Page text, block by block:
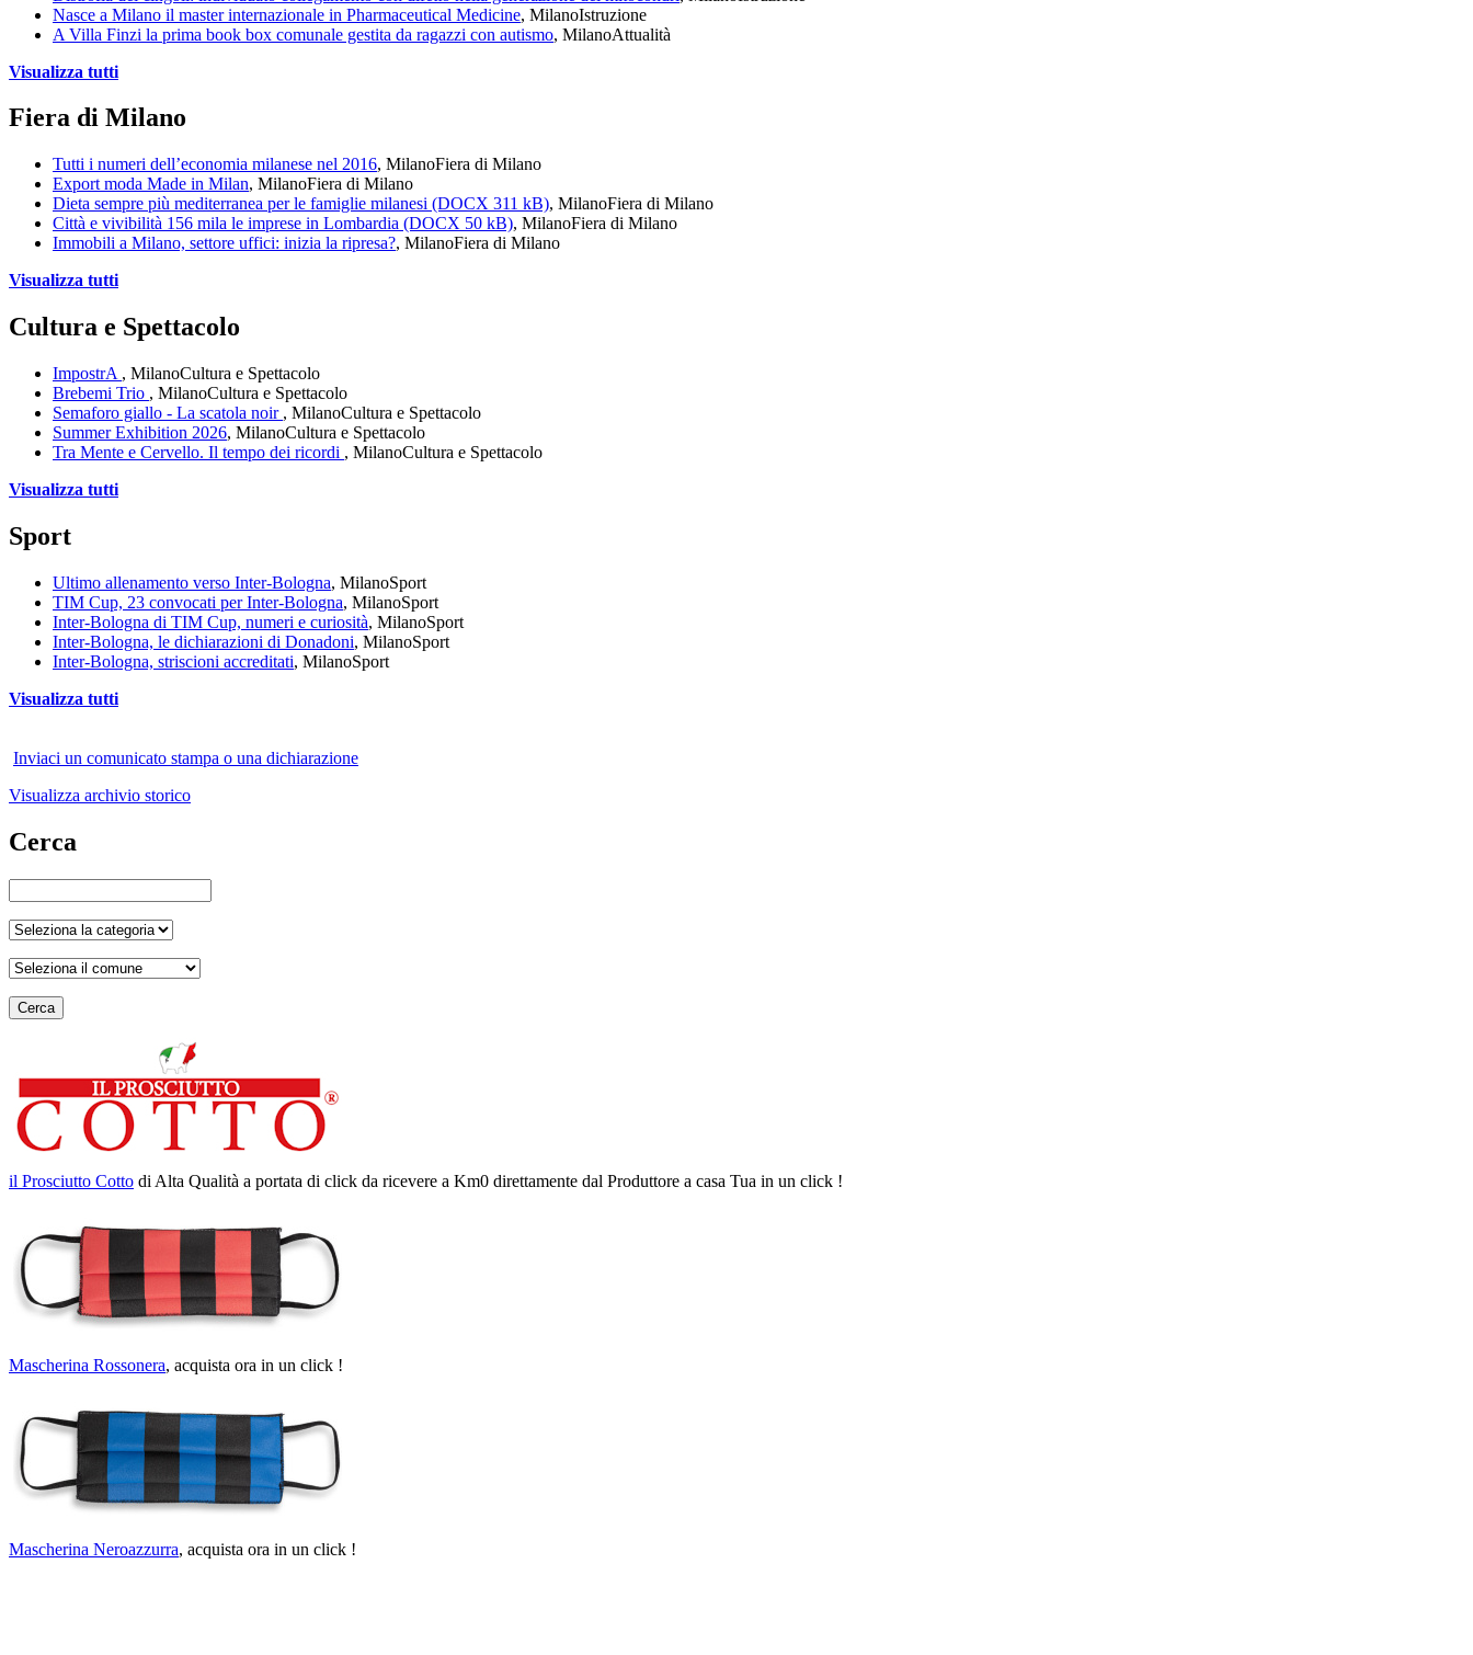
Nasce a Milano il master internazionale in Pharmaceutical Medicine, MilanoIstruzione
A Villa Finzi la prima book box comunale gestita da ragazzi con autismo, MilanoAttualità
Visualizza tutti
Fiera di Milano
Tutti i numeri dell’economia milanese nel 2016, MilanoFiera di Milano
Export moda Made in Milan, MilanoFiera di Milano
Dieta sempre più mediterranea per le famiglie milanesi (DOCX 311 kB), MilanoFiera di Milano
Città e vivibilità 156 mila le imprese in Lombardia (DOCX 50 kB), MilanoFiera di Milano
Immobili a Milano, settore uffici: inizia la ripresa?, MilanoFiera di Milano
Visualizza tutti
Cultura e Spettacolo
ImpostrA , MilanoCultura e Spettacolo
Brebemi Trio , MilanoCultura e Spettacolo
Semaforo giallo - La scatola noir , MilanoCultura e Spettacolo
Summer Exhibition 2026, MilanoCultura e Spettacolo
Tra Mente e Cervello. Il tempo dei ricordi , MilanoCultura e Spettacolo
Visualizza tutti
Sport
Ultimo allenamento verso Inter-Bologna, MilanoSport
TIM Cup, 23 convocati per Inter-Bologna, MilanoSport
Inter-Bologna di TIM Cup, numeri e curiosità, MilanoSport
Inter-Bologna, le dichiarazioni di Donadoni, MilanoSport
Inter-Bologna, striscioni accreditati, MilanoSport
Visualizza tutti
Inviaci un comunicato stampa o una dichiarazione
Visualizza archivio storico
Cerca
Cerca
il Prosciutto Cotto di Alta Qualità a portata di click da ricevere a Km0 direttamente dal Produttore a casa Tua in un click !
Mascherina Rossonera, acquista ora in un click !
Mascherina Neroazzurra, acquista ora in un click !